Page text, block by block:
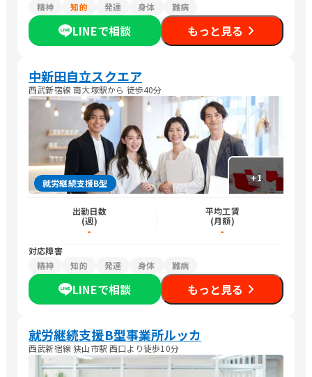
精神
知的 発達 身体 難病
LINEで相談 もっと見る
中新田自立スクエア
西武新宿線 南大塚駅から 徒歩40分
+1
就労継続支援B型
出勤日数
(週)
-
平均工賃
(月額)
-
対応障害
精神
知的 発達 身体 難病
LINEで相談 もっと見る
就労継続支援B型事業所ルッカ
西武新宿線 狭山市駅 西口より徒歩10分